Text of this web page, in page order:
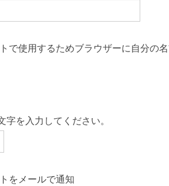
で使用するためブラウザーに自分の
字を入力してください。
をメールで通知